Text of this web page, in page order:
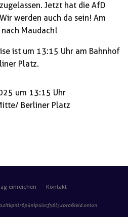
Jetzt hat die AfD
werden auch da sein! Am
Maudach!
ist um 13:15 Uhr am Bahnhof
Platz.
um 13:15 Uhr
Berliner Platz
einreichen Kontakt
.onion